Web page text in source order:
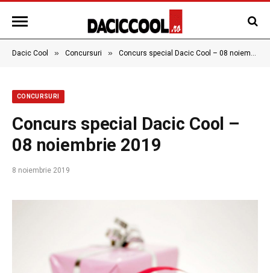
Dacic Cool » Concursuri » Concurs special Dacic Cool – 08 noiembrie 2019
CONCURSURI
Concurs special Dacic Cool –
08 noiembrie 2019
8 noiembrie 2019